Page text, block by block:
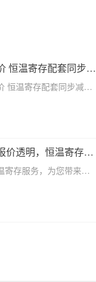
恒温寄存配套同步减
恒温寄存配套同步减免
现代社会，随着生活
价透明，恒温寄存享
寄存服务，为您带来更
838-5063作为一家专